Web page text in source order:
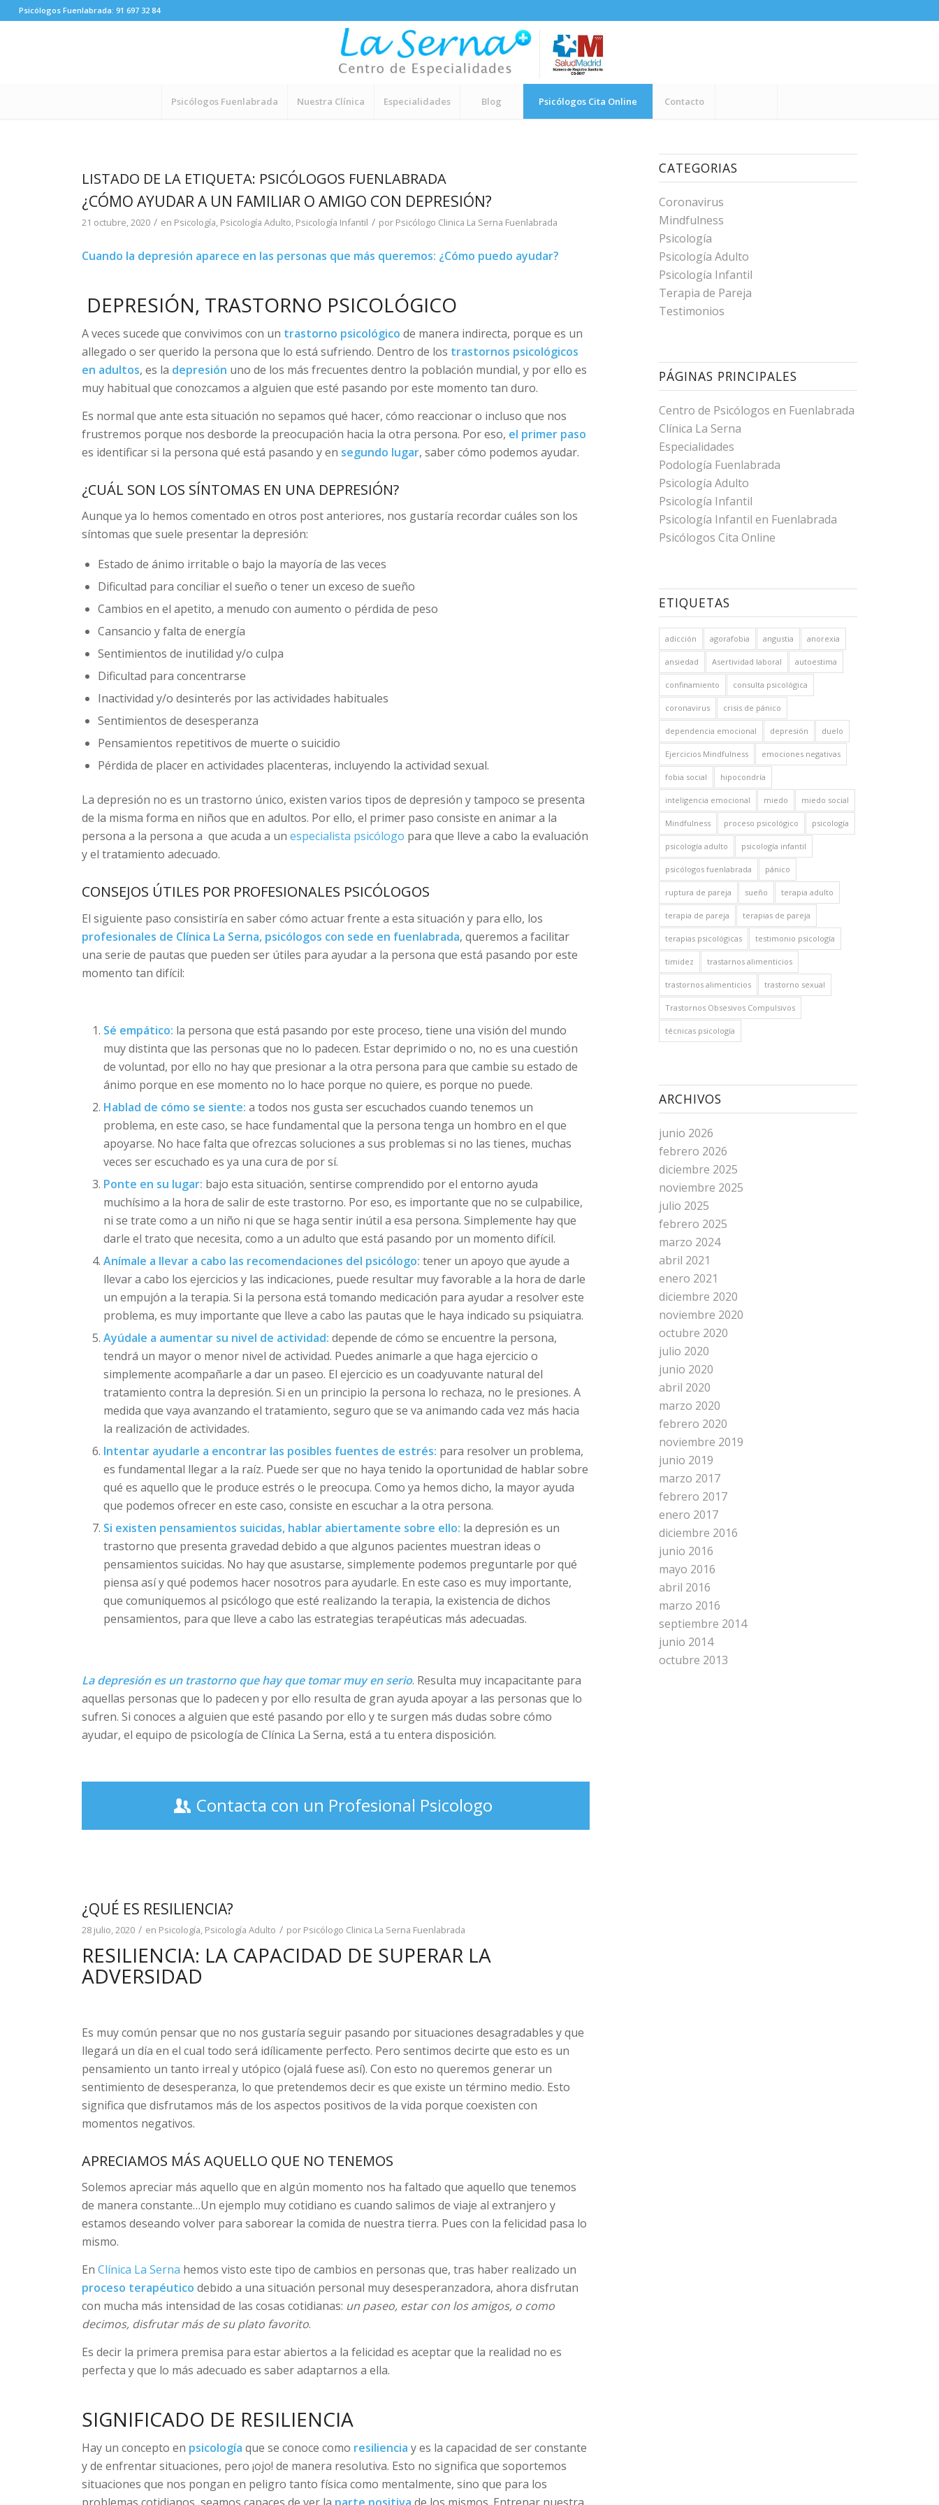
Psicólogos Fuenlabrada: 91 697 32 84
Psicólogos Fuenlabrada Nuestra Clínica Especialidades Blog Psicólogos Cita Online Contacto
LISTADO DE LA ETIQUETA: PSICÓLOGOS FUENLABRADA
¿CÓMO AYUDAR A UN FAMILIAR O AMIGO CON DEPRESIÓN?
21 octubre, 2020 / en Psicología, Psicología Adulto, Psicología Infantil / por Psicólogo Clinica La Serna Fuenlabrada
Cuando la depresión aparece en las personas que más queremos: ¿Cómo puedo ayudar?
DEPRESIÓN, TRASTORNO PSICOLÓGICO
A veces sucede que convivimos con un trastorno psicológico de manera indirecta, porque es un
allegado o ser querido la persona que lo está sufriendo. Dentro de los trastornos psicológicos
en adultos, es la depresión uno de los más frecuentes dentro la población mundial, y por ello es
muy habitual que conozcamos a alguien que esté pasando por este momento tan duro.
Es normal que ante esta situación no sepamos qué hacer, cómo reaccionar o incluso que nos
frustremos porque nos desborde la preocupación hacia la otra persona. Por eso, el primer paso
es identificar si la persona qué está pasando y en segundo lugar, saber cómo podemos ayudar.
¿CUÁL SON LOS SÍNTOMAS EN UNA DEPRESIÓN?
Aunque ya lo hemos comentado en otros post anteriores, nos gustaría recordar cuáles son los
síntomas que suele presentar la depresión:
Estado de ánimo irritable o bajo la mayoría de las veces
Dificultad para conciliar el sueño o tener un exceso de sueño
Cambios en el apetito, a menudo con aumento o pérdida de peso
Cansancio y falta de energía
Sentimientos de inutilidad y/o culpa
Dificultad para concentrarse
Inactividad y/o desinterés por las actividades habituales
Sentimientos de desesperanza
Pensamientos repetitivos de muerte o suicidio
Pérdida de placer en actividades placenteras, incluyendo la actividad sexual.
La depresión no es un trastorno único, existen varios tipos de depresión y tampoco se presenta
de la misma forma en niños que en adultos. Por ello, el primer paso consiste en animar a la
persona a la persona a que acuda a unespecialista psicólogo para que lleve a cabo la evaluación
y el tratamiento adecuado.
CONSEJOS ÚTILES POR PROFESIONALES PSICÓLOGOS
El siguiente paso consistiría en saber cómo actuar frente a esta situación y para ello, los
profesionales de Clínica La Serna, psicólogos con sede en fuenlabrada, queremos a facilitar
una serie de pautas que pueden ser útiles para ayudar a la persona que está pasando por este
momento tan difícil:
Sé empático: la persona que está pasando por este proceso, tiene una visión del mundo
muy distinta que las personas que no lo padecen. Estar deprimido o no, no es una cuestión
de voluntad, por ello no hay que presionar a la otra persona para que cambie su estado de
ánimo porque en ese momento no lo hace porque no quiere, es porque no puede.
Hablad de cómo se siente: a todos nos gusta ser escuchados cuando tenemos un
problema, en este caso, se hace fundamental que la persona tenga un hombro en el que
apoyarse. No hace falta que ofrezcas soluciones a sus problemas si no las tienes, muchas
veces ser escuchado es ya una cura de por sí.
Ponte en su lugar: bajo esta situación, sentirse comprendido por el entorno ayuda
muchísimo a la hora de salir de este trastorno. Por eso, es importante que no se culpabilice,
ni se trate como a un niño ni que se haga sentir inútil a esa persona. Simplemente hay que
darle el trato que necesita, como a un adulto que está pasando por un momento difícil.
Anímale a llevar a cabo las recomendaciones del psicólogo: tener un apoyo que ayude a
llevar a cabo los ejercicios y las indicaciones, puede resultar muy favorable a la hora de darle
un empujón a la terapia. Si la persona está tomando medicación para ayudar a resolver este
problema, es muy importante que lleve a cabo las pautas que le haya indicado su psiquiatra.
Ayúdale a aumentar su nivel de actividad:depende de cómo se encuentre la persona,
tendrá un mayor o menor nivel de actividad. Puedes animarle a que haga ejercicio o
simplemente acompañarle a dar un paseo. El ejercicio es un coadyuvante natural del
tratamiento contra la depresión. Si en un principio la persona lo rechaza, no le presiones. A
medida que vaya avanzando el tratamiento, seguro que se va animando cada vez más hacia
la realización de actividades.
Intentar ayudarle a encontrar las posibles fuentes de estrés: para resolver un problema,
es fundamental llegar a la raíz. Puede ser que no haya tenido la oportunidad de hablar sobre
qué es aquello que le produce estrés o le preocupa. Como ya hemos dicho, la mayor ayuda
que podemos ofrecer en este caso, consiste en escuchar a la otra persona.
Si existen pensamientos suicidas, hablar abiertamente sobre ello: la depresión es un
trastorno que presenta gravedad debido a que algunos pacientes muestran ideas o
pensamientos suicidas. No hay que asustarse, simplemente podemos preguntarle por qué
piensa así y qué podemos hacer nosotros para ayudarle. En este caso es muy importante,
que comuniquemos al psicólogo que esté realizando la terapia, la existencia de dichos
pensamientos, para que lleve a cabo las estrategias terapéuticas más adecuadas.
La depresión es un trastorno que hay que tomar muy en serio. Resulta muy incapacitante para
aquellas personas que lo padecen y por ello resulta de gran ayuda apoyar a las personas que lo
sufren. Si conoces a alguien que esté pasando por ello y te surgen más dudas sobre cómo
ayudar, el equipo de psicología de Clínica La Serna, está a tu entera disposición.
Contacta con un Profesional Psicologo
¿QUÉ ES RESILIENCIA?
28 julio, 2020 / en Psicología Psicología Adulto / por Psicólogo Clinica La Serna Fuenlabrada
RESILIENCIA: LA CAPACIDAD DE SUPERAR LA
ADVERSIDAD
Es muy común pensar que no nos gustaría seguir pasando por situaciones desagradables y que
llegará un día en el cual todo será idílicamente perfecto. Pero sentimos decirte que esto es un
pensamiento un tanto irreal y utópico (ojalá fuese así). Con esto no queremos generar un
sentimiento de desesperanza, lo que pretendemos decir es que existe un término medio. Esto
significa que disfrutamos más de los aspectos positivos de la vida porque coexisten con
momentos negativos.
APRECIAMOS MÁS AQUELLO QUE NO TENEMOS
Solemos apreciar más aquello que en algún momento nos ha faltado que aquello que tenemos
de manera constante…Un ejemplo muy cotidiano es cuando salimos de viaje al extranjero y
estamos deseando volver para saborear la comida de nuestra tierra. Pues con la felicidad pasa lo
mismo.
EnClínica La Serna hemos visto este tipo de cambios en personas que, tras haber realizado un
proceso terapéutico debido a una situación personal muy desesperanzadora, ahora disfrutan
con mucha más intensidad de las cosas cotidianas: un paseo, estar con los amigos, o como
decimos, disfrutar más de su plato favorito.
Es decir la primera premisa para estar abiertos a la felicidad es aceptar que la realidad no es
perfecta y que lo más adecuado es saber adaptarnos a ella.
SIGNIFICADO DE RESILIENCIA
Hay un concepto en psicología que se conoce como resiliencia y es la capacidad de ser constante
y de enfrentar situaciones, pero ¡ojo! de manera resolutiva. Esto no significa que soportemos
situaciones que nos pongan en peligro tanto física como mentalmente, sino que para los
CATEGORIAS
Coronavirus
Mindfulness
Psicología
Psicología Adulto
Psicología Infantil
Terapia de Pareja
Testimonios
PÁGINAS PRINCIPALES
Centro de Psicólogos en Fuenlabrada
Clínica La Serna
Especialidades
Podología Fuenlabrada
Psicología Adulto
Psicología Infantil
Psicología Infantil en Fuenlabrada
Psicólogos Cita Online
ETIQUETAS
adicción agorafobia angustia anorexia
ansiedad Asertividad laboral autoestima
confinamiento consulta psicológica
coronavirus crisis de pánico
dependencia emocional depresión duelo
Ejercicios Mindfulness emociones negativas
fobia social hipocondría
inteligencia emocional miedo miedo social
Mindfulness proceso psicológico psicología
psicología adulto psicología infantil
psicólogos fuenlabrada pánico
ruptura de pareja sueño terapia adulto
terapia de pareja terapias de pareja
terapias psicológicas testimonio psicología
timidez trastarnos alimenticios
trastornos alimenticios trastorno sexual
Trastornos Obsesivos Compulsivos
técnicas psicología
ARCHIVOS
junio 2026
febrero 2026
diciembre 2025
noviembre 2025
julio 2025
febrero 2025
marzo 2024
abril 2021
enero 2021
diciembre 2020
noviembre 2020
octubre 2020
julio 2020
junio 2020
abril 2020
marzo 2020
febrero 2020
noviembre 2019
junio 2019
marzo 2017
febrero 2017
enero 2017
diciembre 2016
junio 2016
mayo 2016
abril 2016
marzo 2016
septiembre 2014
junio 2014
octubre 2013